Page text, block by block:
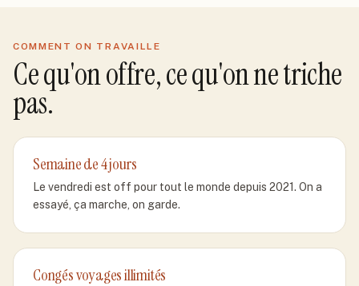
COMMENT ON TRAVAILLE
Ce qu'on offre, ce qu'on ne triche
pas.
Semaine de 4 jours
Le vendredi est off pour tout le monde depuis 2021. On a
essayé, ça marche, on garde.
Congés voyages illimités